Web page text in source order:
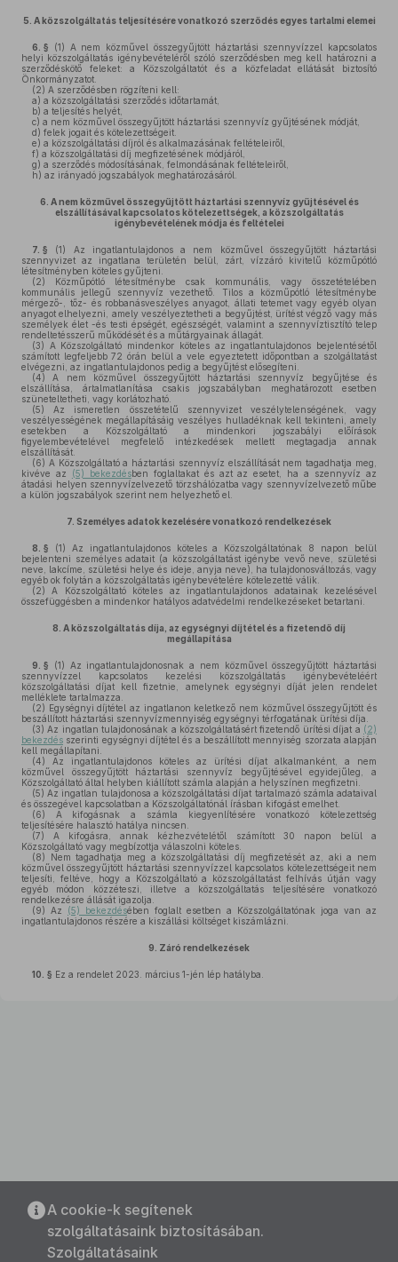
5. A közszolgáltatás teljesítésére vonatkozó szerződés egyes tartalmi elemei
6. § (1) A nem közművel összegyűjtött háztartási szennyvízzel kapcsolatos
helyi közszolgáltatás igénybevételéről szóló szerződésben meg kell határozni a
szerződéskötő feleket: a Közszolgáltatót és a közfeladat ellátását biztosító
Önkormányzatot.
(2) A szerződésben rögzíteni kell:
a) a közszolgáltatási szerződés időtartamát,
b) a teljesítés helyét,
c) a nem közművel összegyűjtött háztartási szennyvíz gyűjtésének módját,
d) felek jogait és kötelezettségeit.
e) a közszolgáltatási díjról és alkalmazásának feltételeiről,
f) a közszolgáltatási díj megfizetésének módjáról,
g) a szerződés módosításának, felmondásának feltételeiről,
h) az irányadó jogszabályok meghatározásáról.
6. A nem közművel összegyűjtött háztartási szennyvíz gyűjtésével és
elszállításával kapcsolatos kötelezettségek, a közszolgáltatás
igénybevételének módja és feltételei
7. § (1)
Az ingatlantulajdonos a nem közművel összegyűjtött háztartási
szennyvizet az ingatlana területén belül, zárt, vízzáró kivitelű közműpótló
létesítményben köteles gyűjteni.
(2) Közműpótló létesítménybe csak kommunális, vagy összetételében
kommunális jellegű szennyvíz vezethető. Tilos a közműpótló létesítménybe
mérgező-, tőz- és robbanásveszélyes anyagot, állati tetemet vagy egyéb olyan
anyagot elhelyezni, amely veszélyeztetheti a begyűjtést, ürítést végző vagy más
személyek élet -és testi épségét, egészségét, valamint a szennyvíztisztító telep
rendeltetésszerű működését és a műtárgyainak állagát.
(3) A Közszolgáltató mindenkor köteles az ingatlantulajdonos bejelentésétől
számított legfeljebb 72 órán belül a vele egyeztetett időpontban a szolgáltatást
elvégezni, az ingatlantulajdonos pedig a begyűjtést elősegíteni.
(4) A nem közművel összegyűjtött háztartási szennyvíz begyűjtése és
elszállítása, ártalmatlanítása csakis jogszabályban meghatározott esetben
szüneteltetheti, vagy korlátozható.
(5) Az ismeretlen összetételű szennyvizet veszélytelenségének, vagy
veszélyességének megállapításáig veszélyes hulladéknak kell tekinteni, amely
esetekben a Közszolgáltató a mindenkori jogszabályi előírások
figyelembevételével megfelelő intézkedések mellett megtagadja annak
elszállítását.
(6) A Közszolgáltató a háztartási szennyvíz elszállítását nem tagadhatja meg,
kivéve az (5) bekezdésben foglaltakat és azt az esetet, ha a szennyvíz az
átadási helyen szennyvízelvezető törzshálózatba vagy szennyvízelvezető műbe
a külön jogszabályok szerint nem helyezhető el.
7. Személyes adatok kezelésére vonatkozó rendelkezések
8. § (1) Az ingatlantulajdonos köteles a Közszolgáltatónak 8 napon belül
bejelenteni személyes adatait (a közszolgáltatást igénybe vevő neve, születési
neve, lakcíme, születési helye és ideje, anyja neve), ha tulajdonosváltozás, vagy
egyéb ok folytán a közszolgáltatás igénybevételére kötelezetté válik.
(2) A Közszolgáltató köteles az ingatlantulajdonos adatainak kezelésével
összefüggésben a mindenkor hatályos adatvédelmi rendelkezéseket betartani.
8. A közszolgáltatás díja, az egységnyi díjtétel és a fizetendő díj
megállapítása
9. § (1) Az ingatlantulajdonosnak a nem közművel összegyűjtött háztartási
szennyvízzel kapcsolatos kezelési közszolgáltatás igénybevételéért
közszolgáltatási díjat kell fizetnie, amelynek egységnyi díját jelen rendelet
melléklete tartalmazza.
(2) Egységnyi díjtétel az ingatlanon keletkező nem közművel összegyűjtött és
beszállított háztartási szennyvízmennyiség egységnyi térfogatának ürítési díja.
(3) Az ingatlan tulajdonosának a közszolgáltatásért fizetendő ürítési díjat a (2)
bekezdés szerinti egységnyi díjtétel és a beszállított mennyiség szorzata alapján
kell megállapítani.
(4) Az ingatlantulajdonos köteles az ürítési díjat alkalmanként, a nem
közművel összegyűjtött háztartási szennyvíz begyűjtésével egyidejűleg, a
Közszolgáltató által helyben kiállított számla alapján a helyszínen megfizetni.
(5) Az ingatlan tulajdonosa a közszolgáltatási díjat tartalmazó számla adataival
és összegével kapcsolatban a Közszolgáltatónál írásban kifogást emelhet.
(6) A kifogásnak a számla kiegyenlítésére vonatkozó kötelezettség
teljesítésére halasztó hatálya nincsen.
(7) A kifogásra, annak kézhezvételétől számított 30 napon belül a
Közszolgáltató vagy megbízottja válaszolni köteles.
(8) Nem tagadhatja meg a közszolgáltatási díj megfizetését az, aki a nem
közművel összegyűjtött háztartási szennyvízzel kapcsolatos kötelezettségeit nem
teljesíti, feltéve, hogy a Közszolgáltató a közszolgáltatást felhívás útján vagy
egyéb módon közzéteszi, illetve a közszolgáltatás teljesítésére vonatkozó
rendelkezésre állását igazolja.
(9) Az (5) bekezdésében foglalt esetben a Közszolgáltatónak joga van az
ingatlantulajdonos részére a kiszállási költséget kiszámlázni.
9. Záró rendelkezések
10. § Ez a rendelet 2023. március 1-jén lép hatályba.
A cookie-k segítenek
szolgáltatásaink biztosításában.
Szolgáltatásaink